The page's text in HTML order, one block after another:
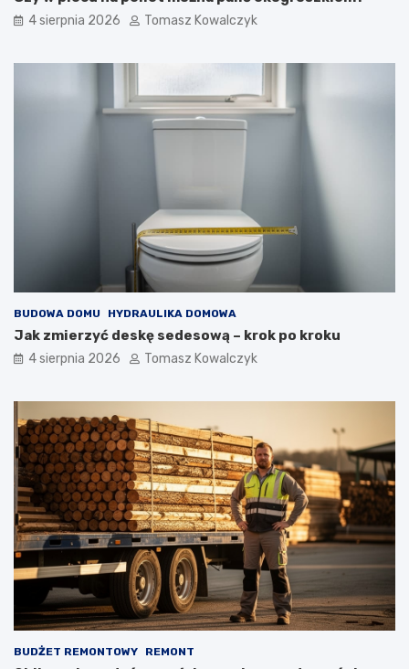
4 sierpnia 2026 Tomasz Kowalczyk
BUDOWA DOMU HYDRAULIKA DOMOWA
Jak zmierzyć deskę sedesową – krok po kroku
4 sierpnia 2026 Tomasz Kowalczyk
BUDŻET REMONTOWY REMONT